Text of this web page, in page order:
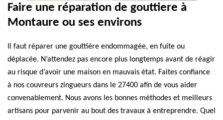
Faire une réparation de gouttiere à
Montaure ou ses environs
Il faut réparer une gouttière endommagée, en fuite ou
déplacée. N’attendez pas encore plus longtemps avant de réagir
au risque d’avoir une maison en mauvais état. Faites confiance
à nos couvreurs zingueurs dans le 27400 afin de vous aider
convenablement. Nous avons les bonnes méthodes et meilleurs
artisans pour parvenir au bout des travaux à entreprendre. Quel